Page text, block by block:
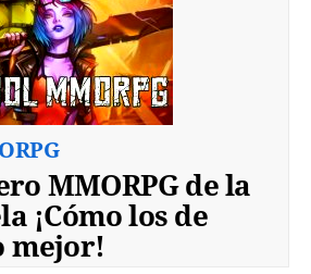
MMORPG de la
¡Cómo los de
mejor!